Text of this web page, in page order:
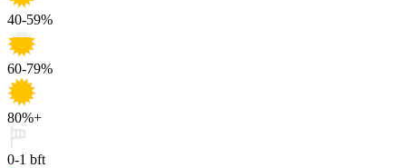
40-59%
60-79%
80%+
0-1 bft